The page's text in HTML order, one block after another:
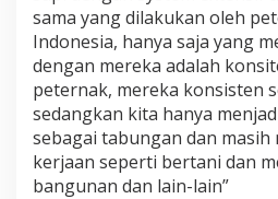
sama yang dilakukan oleh
Indonesia, hanya saja yang
dengan mereka adalah
peternak, mereka konsisten
sedangkan kita hanya
sebagai tabungan dan
kerjaan seperti bertani dan
bangunan dan lain-lain”